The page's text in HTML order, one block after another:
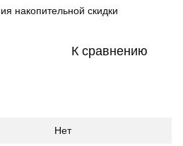
накопительной скидки
К сравнению
Нет